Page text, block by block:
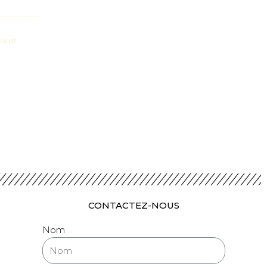
CONTACTEZ-NOUS
Nom